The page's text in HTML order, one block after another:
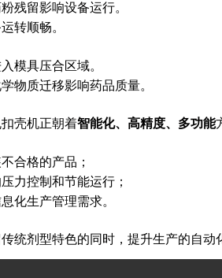
残留影响设备运行。
转顺畅。
模具压合区域。
物质迁移影响药品质量。
壳机正朝着智能化、高精度、多功能
合格的产品；
力控制和节能运行；
化生产管理需求。
统剂型特色的同时，提升生产的自动